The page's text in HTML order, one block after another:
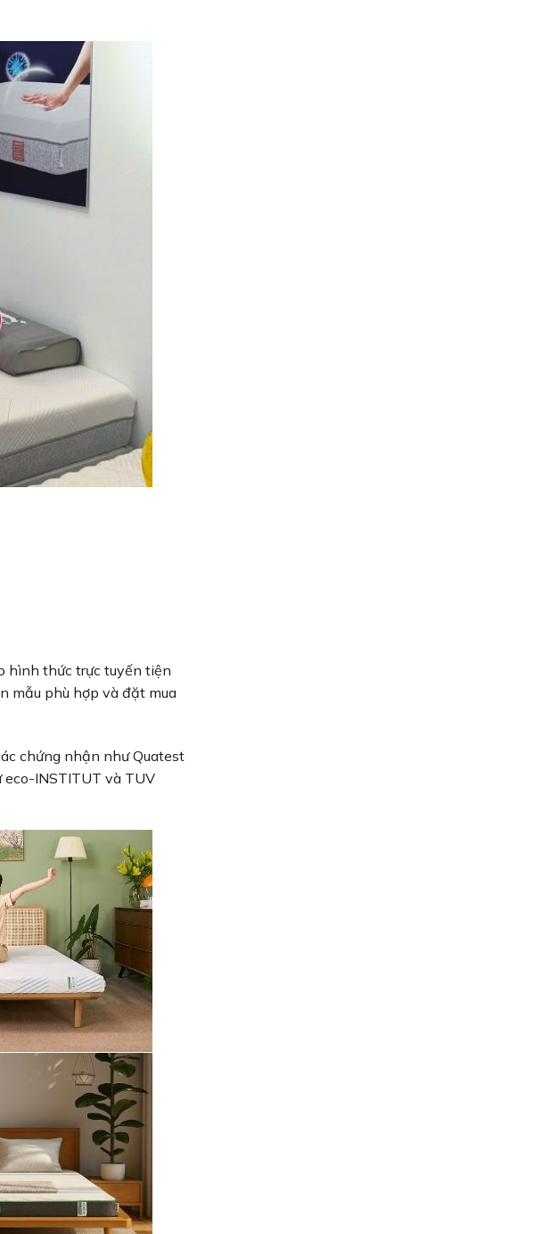
hình thức trực tuyến tiện
mẫu phù hợp và đặt mua
chứng nhận như Quatest
INSTITUT và TUV